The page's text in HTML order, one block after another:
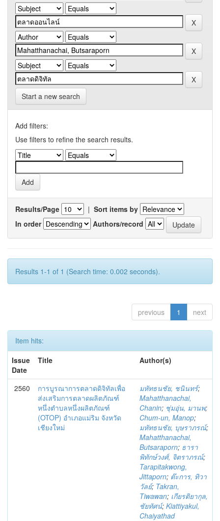
Start a new search
Add filters:
Use filters to refine the search results.
Results/Page | Sort items by
In order
Authors/record
Results 1-1 of 1 (Search time: 0.002 seconds).
previous 1 next
Item hits:
Issue
Date
Title Author(s)
2560
การบูรณาการตลาดดิจิทัลเพื่อ
ส่งเสริมการตลาดผลิตภัณฑ์
หนึ่งตำบลหนึ่งผลิตภัณฑ์
(OTOP) อำเภอแม่ริม จังหวัด
เชียงใหม่
มหัทธนชัย, ชนินทร์;
Mahatthanachai,
Chanin; ชุ่มอุ่น, มานพ;
Chum-un, Manop;
มหัทธนชัย, บุษราภรณ์;
Mahatthanachai,
Butsaraporn; ธารา
พิทักษ์วงศ์, จิตราภรณ์;
Tarapitakwong,
Jittaporn; ต๊ะการ, ทิวา
วัลย์; Takran,
Tiwawan; เกียรติยากุล,
ชัยทัศน์; Kiattiyakul,
Chaiyathad